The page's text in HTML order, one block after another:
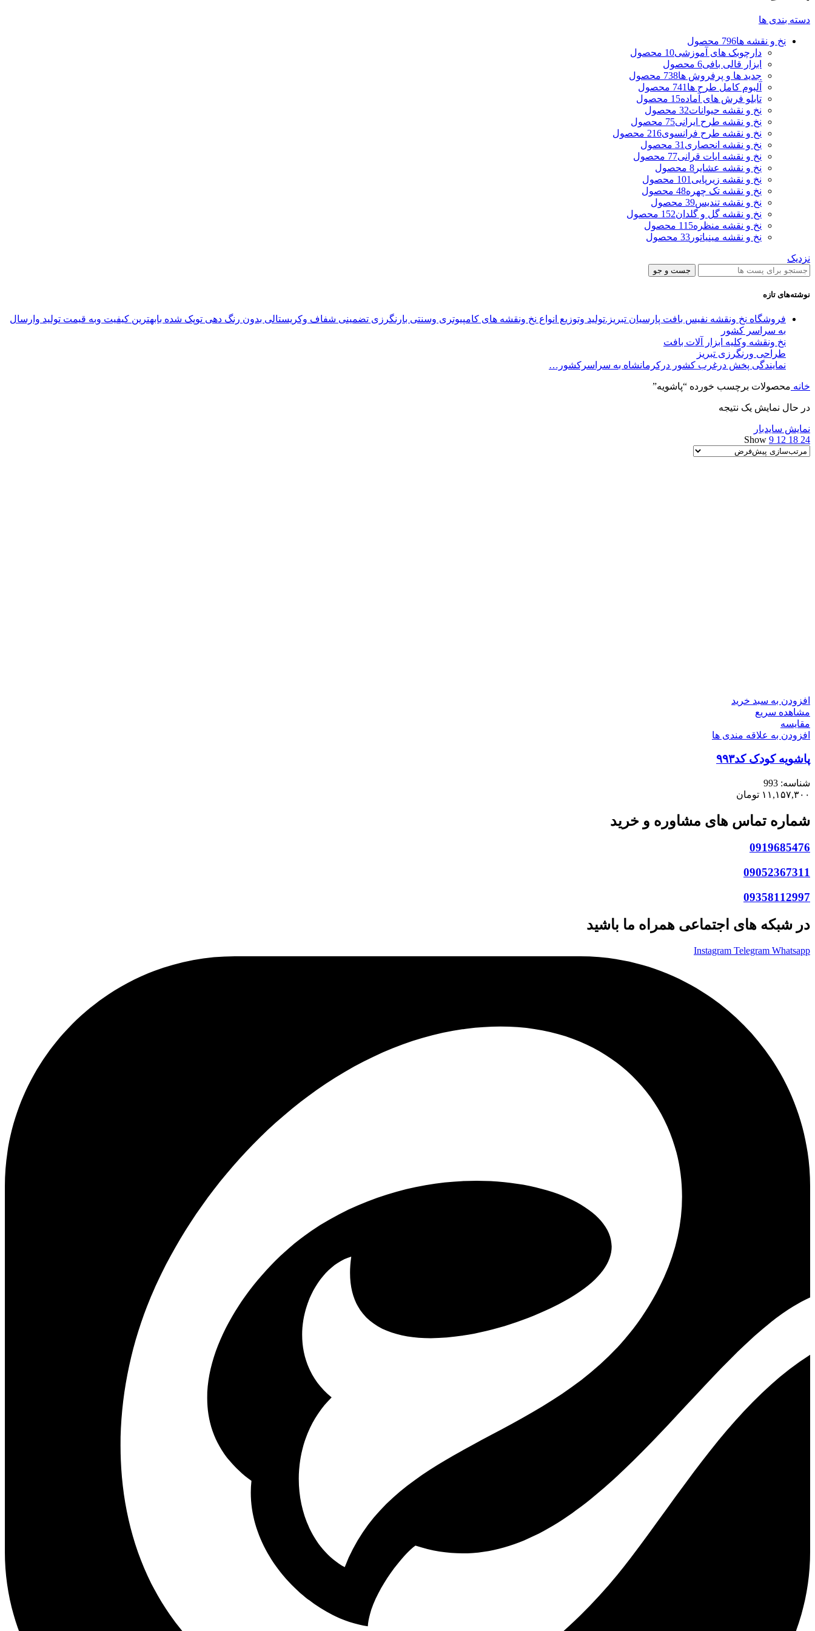
دسته بندی ها
نخ و نقشه ها796 محصول
دارچوبک های آموزشی10 محصول
ابزار قالی بافی6 محصول
جدید ها و پرفروش ها738 محصول
آلبوم کامل طرح ها 741 محصول
تابلو فرش های آماده15 محصول
نخ و نقشه حیوانات32 محصول
نخ و نقشه طرح ایرانی75 محصول
نخ و نقشه طرح فرانسوی216 محصول
نخ و نقشه انحصاری 31 محصول
نخ و نقشه ایات قرانی77 محصول
نخ و نقشه عشایر 8 محصول
نخ و نقشه زیرپایی 101 محصول
نخ و نقشه تک چهره48 محصول
نخ و نقشه تندیس39 محصول
نخ و نقشه گل و گلدان152 محصول
نخ و نقشه منظره115 محصول
نخ و نقشه مینیاتور 33 محصول
نزدیک
جست و جو
نوشته‌های تازه
فروشگاه نخ ونقشه نفیس بافت پارسیان تبریز.تولید وتوزیع انواع نخ ونقشه های کامپیوتری وسنتی بارنگرزی تضمینی شفاف وکریستالی بدون رنگ دهی توپک شده بابهترین کیفیت وبه قیمت تولید وارسال
به سراسر کشور
نخ ونقشه وکلیه ابزار آلات بافت
طراحی ورنگرزی تبریز
نمایندگی پخش درغرب کشور درکرمانشاه به سراسرکشور…
خانه محصولات برچسب خورده “پاشویه”
در حال نمایش یک نتیجه
نمایش سایدبار
Show 9 12 18 24
افزودن به سبد خرید
مشاهده سریع
مقایسه
افزودن به علاقه مندی ها
پاشویه کودک کد۹۹۳
شناسه: 993
۱۱,۱۵۷,۳۰۰ تومان
شماره تماس های مشاوره و خرید
0919685476
09052367311
09358112997
در شبکه های اجتماعی همراه ما باشید
Instagram Telegram Whatsapp